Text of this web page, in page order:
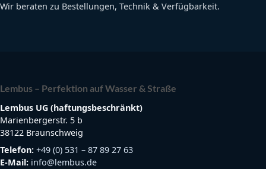
Wir beraten zu Bestellungen, Technik & Verfügbarkeit.
Lembus – Perfektion auf Wasser & Straße
Lembus UG (haftungsbeschränkt)
Marienbergerstr. 5 b
38122 Braunschweig
Telefon: +49 (0) 531 – 87 89 27 63
E-Mail: info@lembus.de